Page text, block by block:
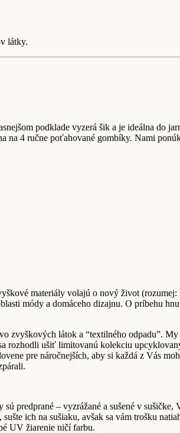
látky.
podklade vyzerá šik a je ideálna do
na 4 ručne poťahované gombíky. Nami
materiály volajú o nový život
módy a domáceho dizajnu. O príbehu
zvyškových látok a “textilného odpadu”.
rozhodli ušiť limitovanú kolekciu
pre náročnejších, aby si každá z Vás
predprané – vyzrážané a sušené v sušičke,
ich na sušiaku, avšak sa vám trošku
UV žiarenie ničí farbu.